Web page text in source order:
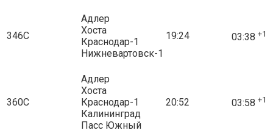
346С
Адлер
Хоста
Краснодар-1
Нижневартовск-1
19:24 03:38 +1
360С
Адлер
Хоста
Краснодар-1
Калининград
Пасс Южный
20:52 03:58 +1